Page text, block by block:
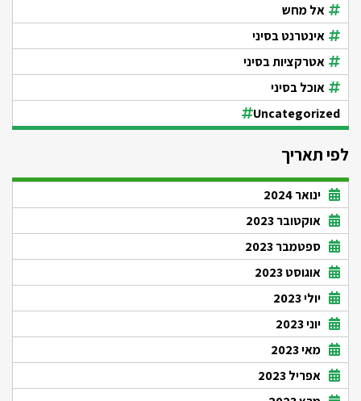
אל מחש
אינטרנט בסיני
אטרקציות בסיני
אוכל בסיני
Uncategorized
לפי תאריך
ינואר 2024
אוקטובר 2023
ספטמבר 2023
אוגוסט 2023
יולי 2023
יוני 2023
מאי 2023
אפריל 2023